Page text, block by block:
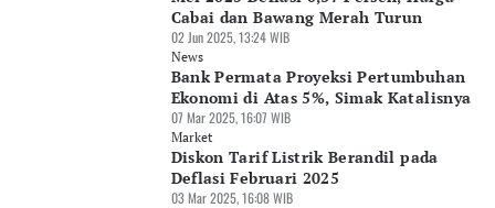
Cabai dan Bawang Merah Turun
02 Jun 2025, 13:24 WIB
News
Bank Permata Proyeksi Pertumbuhan
Ekonomi di Atas 5%, Simak Katalisnya
07 Mar 2025, 16:07 WIB
Market
Diskon Tarif Listrik Berandil pada
Deflasi Februari 2025
03 Mar 2025, 16:08 WIB